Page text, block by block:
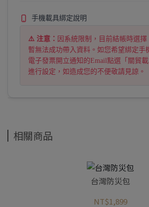
手機載具綁定說明
⚠️ 注意： 因系統限制，目前結帳時選擇
暫無法成功帶入資料。如您希望綁定手
電子發票開立通知的Email點選「關貿
進行設定，如造成您的不便敬請見諒。
相關商品
台灣防災包
NT$1,899